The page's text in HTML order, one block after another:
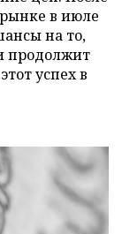
в июле
на то,
продолжит
успех в